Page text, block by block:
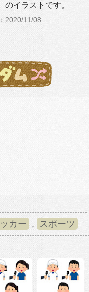
のイラストです。
2020/11/08
カー , スポーツ